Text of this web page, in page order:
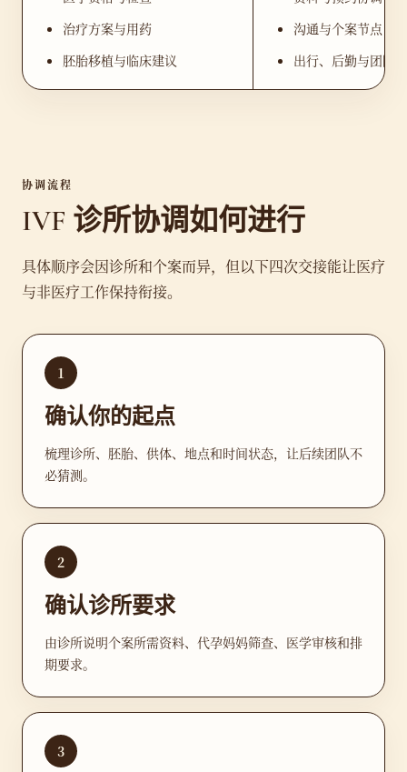
治疗方案与用药
胚胎移植与临床建议
沟通与个案节点
出行、后勤与团队
协调流程
IVF 诊所协调如何进行
具体顺序会因诊所和个案而异，但以下四次交接能让医疗
与非医疗工作保持衔接。
1
确认你的起点
梳理诊所、胚胎、供体、地点和时间状态，让后续团队不
必猜测。
2
确认诊所要求
由诊所说明个案所需资料、代孕妈妈筛查、医学审核和排
期要求。
3